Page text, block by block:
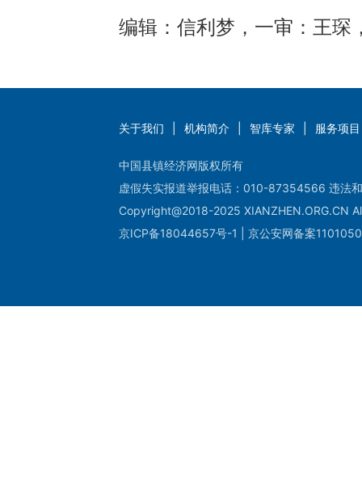
编辑：信利梦，一审：王琛
关于我们 机构简介 智库专家 服务项目
中国县镇经济网版权所有
虚假失实报道举报电话：010-87354566 违法
Copyright@2018-2025 XIANZHEN.ORG.CN
京ICP备18044657号-1 | 京公安网备案